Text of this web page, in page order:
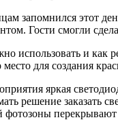
запомнился этот
Гости смогли
использовать и как
место для создания
яркая
решение заказать
фотозоны